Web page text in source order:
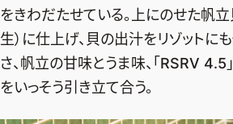
をきわだたせている。上にのせた帆立
生）に仕上げ、貝の出汁をリゾットに
さ、帆立の甘味とうま味、「RSRV 4.5
をいっそう引き立て合う。